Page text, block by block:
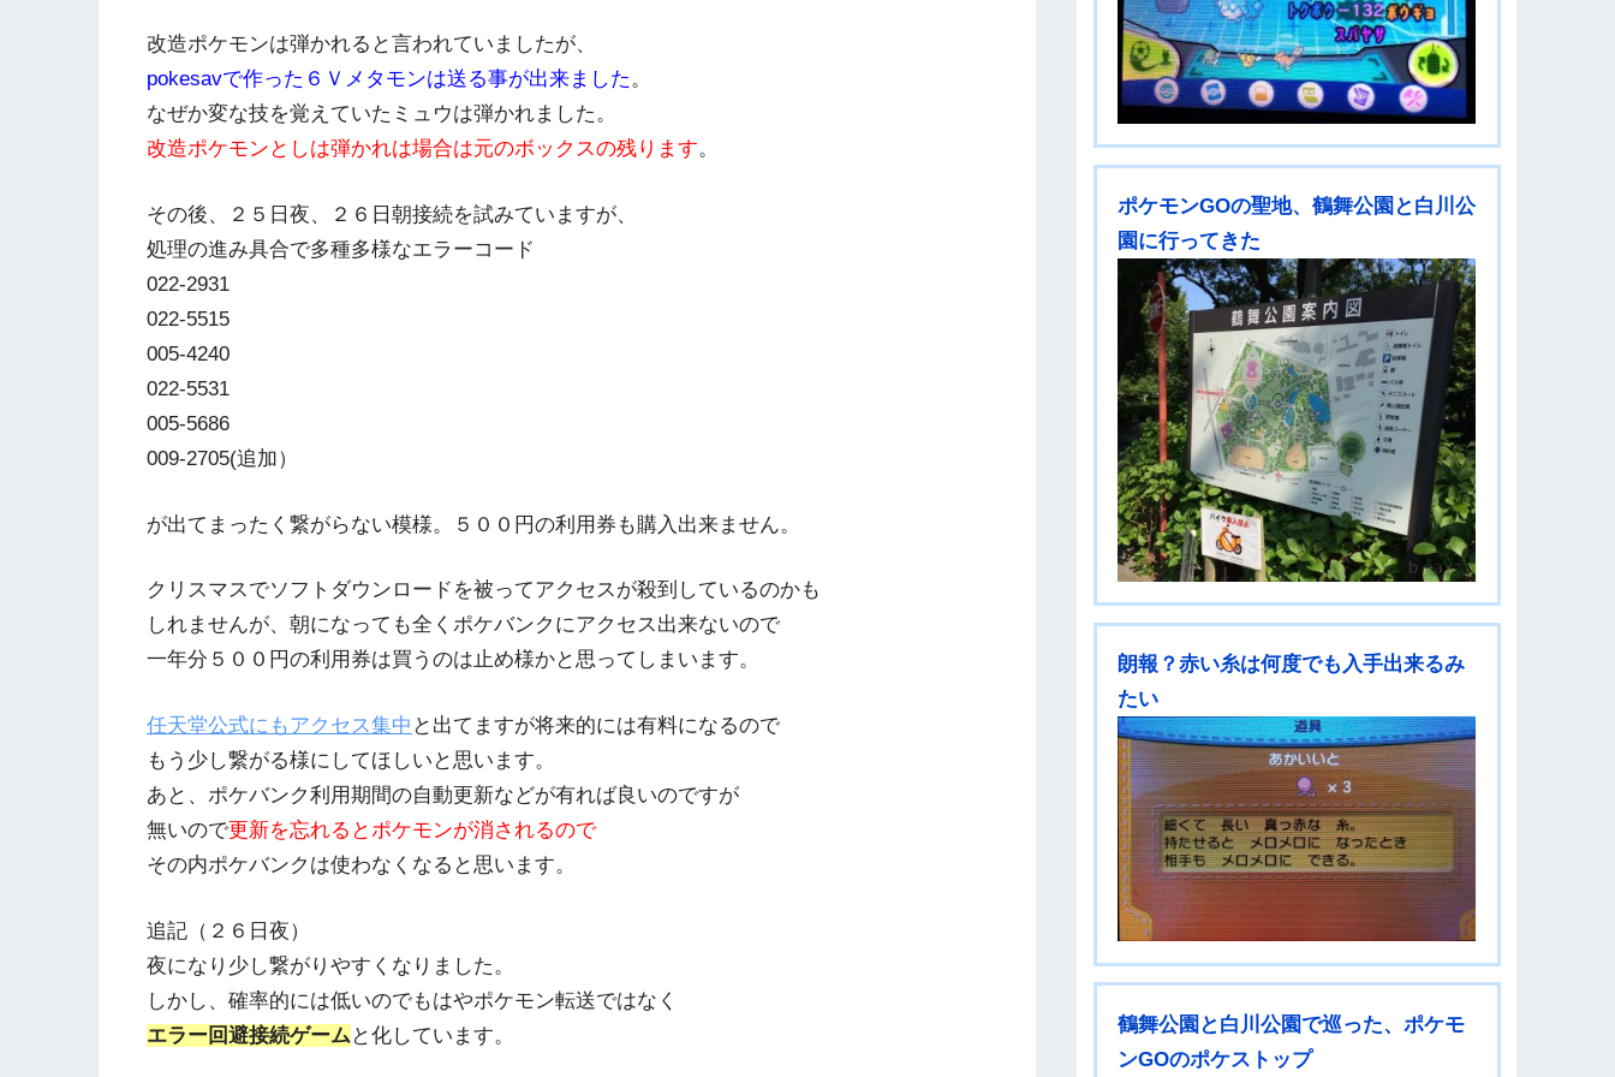
改造ポケモンは弾かれると言われていましたが、
pokesavで作った６Ｖメタモンは送る事が出来ました。
なぜか変な技を覚えていたミュウは弾かれました。
改造ポケモンとしは弾かれは場合は元のボックスの残ります。
その後、２５日夜、２６日朝接続を試みていますが、
処理の進み具合で多種多様なエラーコード
022-2931
022-5515
005-4240
022-5531
005-5686
009-2705(追加）
が出てまったく繋がらない模様。５００円の利用券も購入出来ません。
クリスマスでソフトダウンロードを被ってアクセスが殺到しているのかも
しれませんが、朝になっても全くポケバンクにアクセス出来ないので
一年分５００円の利用券は買うのは止め様かと思ってしまいます。
任天堂公式にもアクセス集中 と出てますが将来的には有料になるので
もう少し繋がる様にしてほしいと思います。
あと、ポケバンク利用期間の自動更新などが有れば良いのですが
無いので更新を忘れるとポケモンが消されるので
その内ポケバンクは使わなくなると思います。
追記（２６日夜）
夜になり少し繋がりやすくなりました。
しかし、確率的には低いのでもはやポケモン転送ではなく
エラー回避接続ゲーム と化しています。
ポケモンGOの聖地、鶴舞公園と白川公
園に行ってきた
朗報？赤い糸は何度でも入手出来るみ
たい
鶴舞公園と白川公園で巡った、ポケモ
ンGOのポケストップ